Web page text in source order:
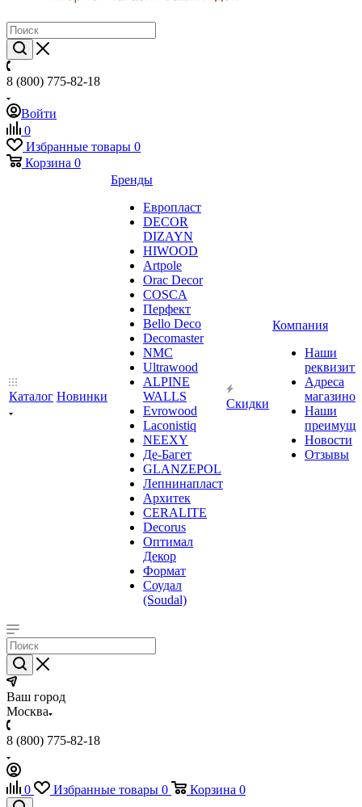
8 (800) 775-82-18
Войти
0
Избранные товары 0
Корзина 0
Каталог Новинки
Бренды
Европласт
DECOR
DIZAYN
HIWOOD
Artpole
Orac Decor
COSCA
Перфект
Bello Deco
Decomaster
NMС
Ultrawood
ALPINE
WALLS
Evrowood
Laconistiq
NEEXY
Де-Багет
GLANZEPOL
Лепнинапласт
Архитек
CERALITE
Decorus
Оптимал
Декор
Формат
Соудал
(Soudal)
Скидки
Компания
Наши
Адреса
магазинов
Наши
Новости
Отзывы
Ваш город
Москва
8 (800) 775-82-18
0 Избранные товары 0 Корзина 0